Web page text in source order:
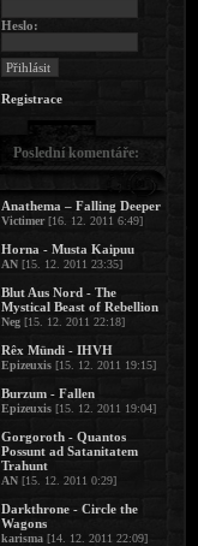
Heslo:
Registrace
Poslední komentáře:
Anathema – Falling Deeper
Victimer[16. 12. 2011 6:49]
Horna - Musta Kaipuu
AN [15. 12. 2011 23:35]
Blut Aus Nord - The
Mystical Beast of Rebellion
Neg [15. 12. 2011 22:18]
Rêx Mündi - IHVH
Epizeuxis [15. 12. 2011 19:15]
Burzum - Fallen
Epizeuxis [15. 12. 2011 19:04]
Gorgoroth - Quantos
Possunt ad Satanitatem
Trahunt
AN [15. 12. 2011 0:29]
Darkthrone - Circle the
Wagons
karisma [14. 12. 2011 22:09]